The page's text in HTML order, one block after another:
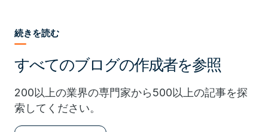
続きを読む
すべてのブログの作成者を参照
200以上の業界の専門家から500以上の記事を探
索してください。